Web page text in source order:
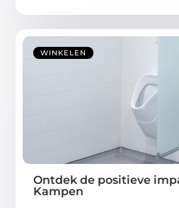
WINKELEN
Ontdek de positieve
Kampen